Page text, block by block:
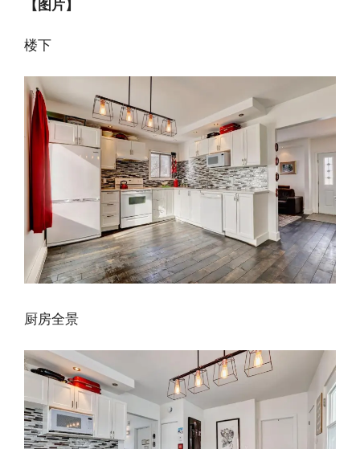
【图片】
楼下
厨房全景